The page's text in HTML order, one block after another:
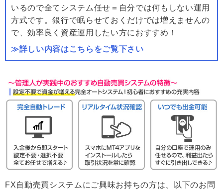
いるので全てシステム任せ＝自分では何もしない運用
方式です。銀行で眠らせておくだけでは増えませんの
で、効率良く資産運用したい方におすすめ！
≫詳しい内容はこちらをご覧下さい
FX自動売買システムにご興味お持ちの方は、以下のお問